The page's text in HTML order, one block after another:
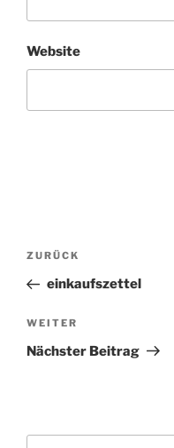
Website
Beitragsnavigation
Vorheriger
Beitrag
ZURÜCK
einkaufszettel
Nächster
Beitrag
WEITER
Nächster Beitrag